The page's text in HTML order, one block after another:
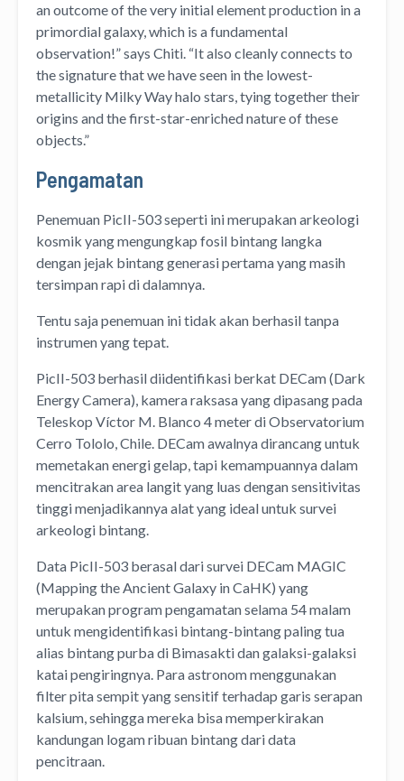
an outcome of the very initial element production in a
primordial galaxy, which is a fundamental
observation!” says Chiti. “It also cleanly connects to
the signature that we have seen in the lowest-
metallicity Milky Way halo stars, tying together their
origins and the first-star-enriched nature of these
objects.”
Pengamatan
Penemuan PicII-503 seperti ini merupakan arkeologi
kosmik yang mengungkap fosil bintang langka
dengan jejak bintang generasi pertama yang masih
tersimpan rapi di dalamnya.
Tentu saja penemuan ini tidak akan berhasil tanpa
instrumen yang tepat.
PicII-503 berhasil diidentifikasi berkat DECam (Dark
Energy Camera), kamera raksasa yang dipasang pada
Teleskop Víctor M. Blanco 4 meter di Observatorium
Cerro Tololo, Chile. DECam awalnya dirancang untuk
memetakan energi gelap, tapi kemampuannya dalam
mencitrakan area langit yang luas dengan sensitivitas
tinggi menjadikannya alat yang ideal untuk survei
arkeologi bintang.
Data PicII-503 berasal dari survei DECam MAGIC
(Mapping the Ancient Galaxy in CaHK) yang
merupakan program pengamatan selama 54 malam
untuk mengidentifikasi bintang-bintang paling tua
alias bintang purba di Bimasakti dan galaksi-galaksi
katai pengiringnya. Para astronom menggunakan
filter pita sempit yang sensitif terhadap garis serapan
kalsium, sehingga mereka bisa memperkirakan
kandungan logam ribuan bintang dari data
pencitraan.